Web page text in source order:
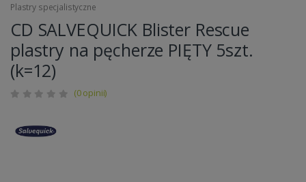
Plastry specjalistyczne
CD SALVEQUICK Blister Rescue
plastry na pęcherze PIĘTY 5szt.
(k=12)
(0 opinii)